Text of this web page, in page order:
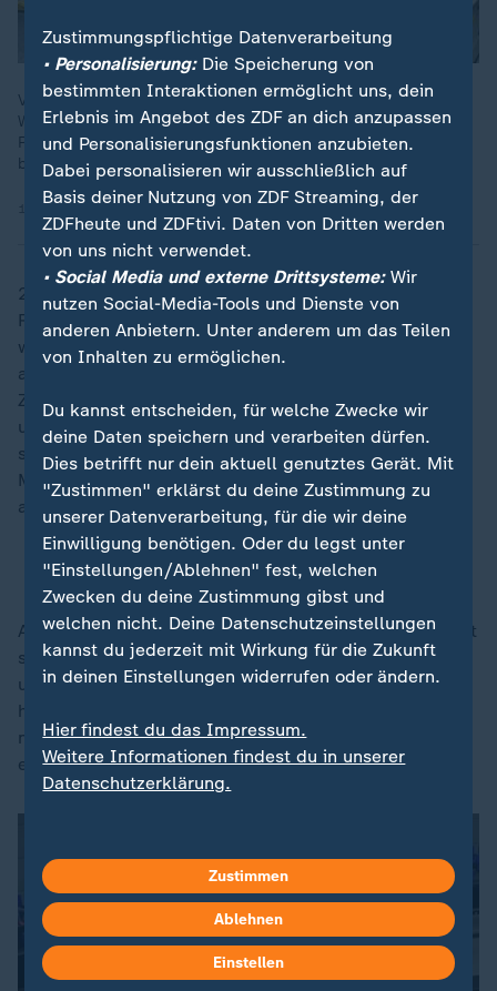
Viele EU-Staaten setzen auf strengere Migrationspolitik.
Während die Asylanträge deutlich zurückgehen, hat das EU-
Parlament zusätzliche Verschärfungen im Asylrecht
beschlossen.
2. Die geplanten Rückführungszentren
, sogenannte
Return-Hubs, sind auch umstritten. Die Verordnung
würde es EU-Mitgliedstaaten erlauben,
abzuschiebende Flüchtlinge in anderen Ländern in
Zentren, Kritiker sprechen auch von Lagern,
unterzubringen. Von dort soll dann versucht werden,
sie in ihre Heimatländer abzuschieben. Ein solches
Modell hat sich zum Beispiel Italien
mit Albanien
ausgedacht.
Dobrindt will Abschiebezentren vorantreiben
Auch Deutschland und andere Länder wollen möglichst
schnell Verträge mit solchen Drittstaaten abschließen,
um ihre Flüchtlinge dort hinzubringen. Immer wieder
haben aber Gerichte dieses Projekt gestoppt. Mit der
neuen europäischen Verordnung gäbe es dafür dann
eine Rechtsgrundlage.
Zustimmungspflichtige Datenverarbeitung
• Personalisierung:Die Speicherung von
bestimmten Interaktionen ermöglicht uns, dein
Erlebnis im Angebot des ZDF an dich anzupassen
und Personalisierungsfunktionen anzubieten.
Dabei personalisieren wir ausschließlich auf
Basis deiner Nutzung von ZDF Streaming, der
ZDFheute und ZDFtivi. Daten von Dritten werden
von uns nicht verwendet.
• Social Media und externe Drittsysteme:Wir
nutzen Social-Media-Tools und Dienste von
anderen Anbietern. Unter anderem um das Teilen
von Inhalten zu ermöglichen.
Du kannst entscheiden, für welche Zwecke wir
deine Daten speichern und verarbeiten dürfen.
Dies betrifft nur dein aktuell genutztes Gerät. Mit
"Zustimmen" erklärst du deine Zustimmung zu
unserer Datenverarbeitung, für die wir deine
Einwilligung benötigen. Oder du legst unter
"Einstellungen/Ablehnen" fest, welchen
Zwecken du deine Zustimmung gibst und
welchen nicht. Deine Datenschutzeinstellungen
kannst du jederzeit mit Wirkung für die Zukunft
in deinen Einstellungen widerrufen oder ändern.
Hier findest du das Impressum.
Weitere Informationen findest du in unserer
Datenschutzerklärung.
Zustimmen
Ablehnen
Einstellen